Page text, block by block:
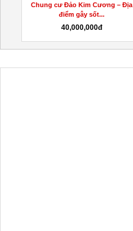
Chung cư Đảo Kim Cương – Địa
điểm gây sốt...
40,000,000đ